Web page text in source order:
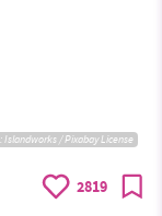
Islandworks / Pixabay License
2819